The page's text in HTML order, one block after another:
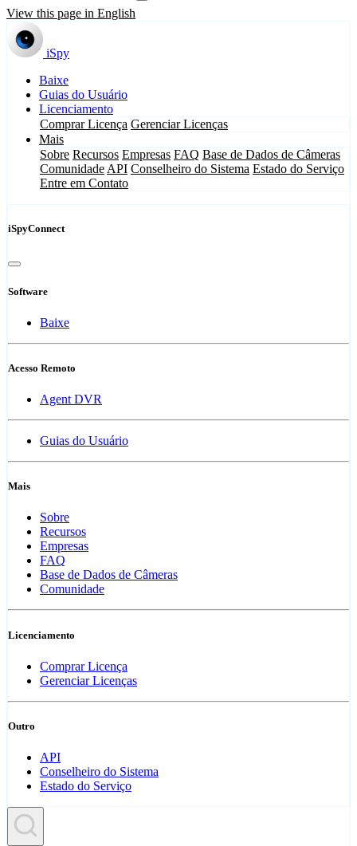
View this page in English
iSpy
Baixe
Guias do Usuário
Licenciamento
Comprar Licença Gerenciar Licenças
Mais
Sobre Recursos Empresas FAQ Base de Dados de Câmeras
Comunidade API Conselheiro do Sistema Estado do Serviço
Entre em Contato
iSpyConnect
Software
Baixe
Acesso Remoto
Agent DVR
Guias do Usuário
Mais
Sobre
Recursos
Empresas
FAQ
Base de Dados de Câmeras
Comunidade
Licenciamento
Comprar Licença
Gerenciar Licenças
Outro
API
Conselheiro do Sistema
Estado do Serviço